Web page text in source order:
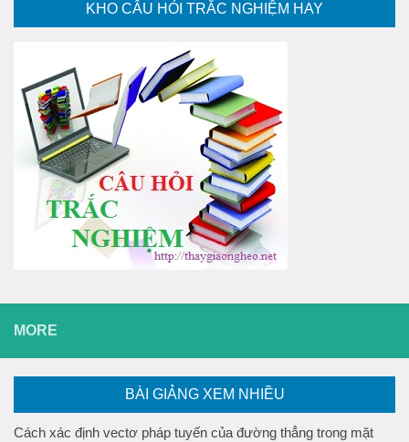
KHO CÂU HỎI TRẮC NGHIỆM HAY
MORE
BÀI GIẢNG XEM NHIỀU
Cách xác định vectơ pháp tuyến của đường thẳng trong mặt